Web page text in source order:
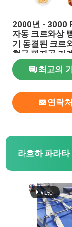
2000년 - 3000
자동 크르와상
기 동결된 크르
현금 판자공 기
최고의
연락처
라흐하 파라타